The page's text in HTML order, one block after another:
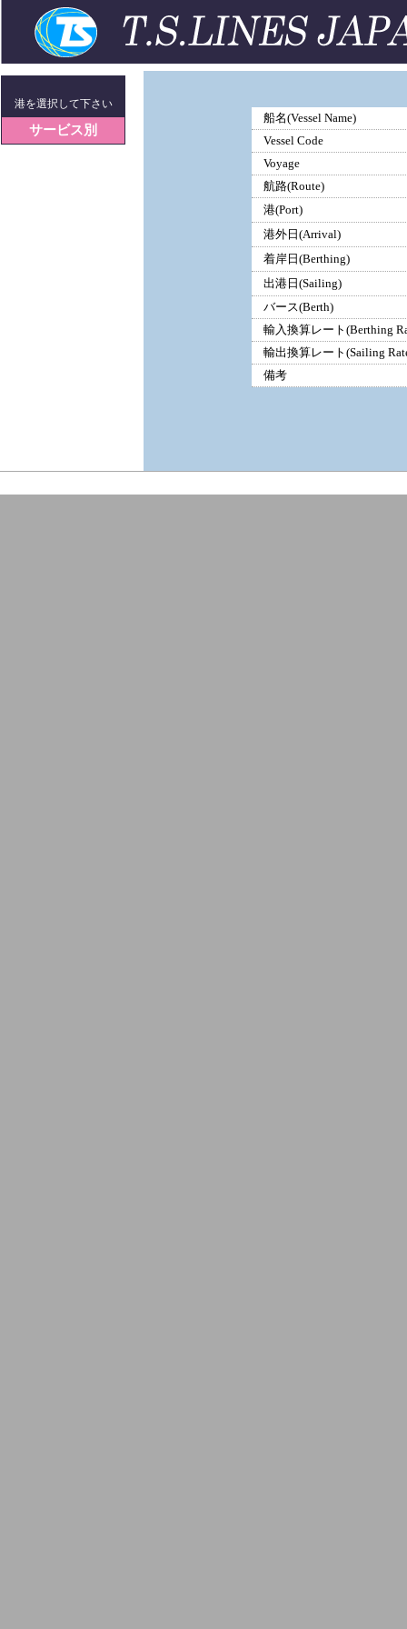
港を選択して下さい
サービス別
船名(Vessel Name)
Vessel Code
Voyage
航路(Route)
港(Port)
港外日(Arrival)
着岸日(Berthing)
出港日(Sailing)
バース(Berth)
輸入換算レート(Berthing
輸出換算レート(Sailing
備考